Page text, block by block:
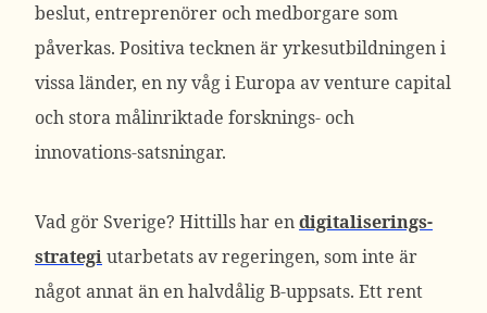
beslut, entreprenörer och medborgare som
påverkas. Positiva tecknen är yrkesutbildningen i
vissa länder, en ny våg i Europa av venture capital
och stora målinriktade forsknings- och
innovations-satsningar.
Vad gör Sverige? Hittills har endigitaliserings-
strategiutarbetats av regeringen, som inte är
något annat än en halvdålig B-uppsats. Ett rent